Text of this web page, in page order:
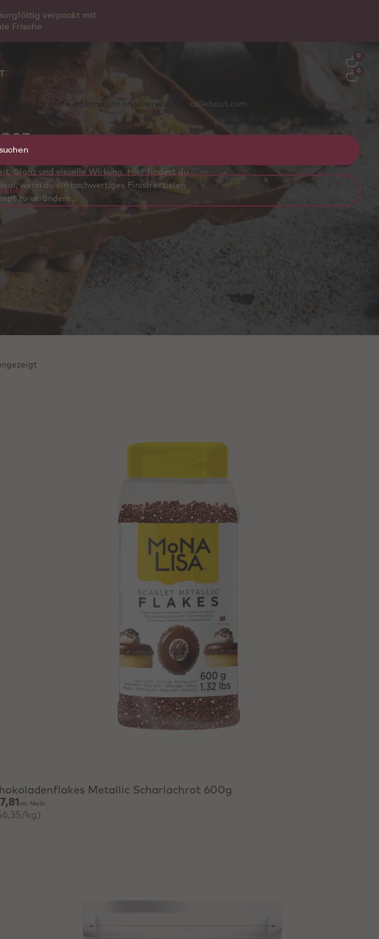
verpackt mit
Frische
0
0
Glanz und visuelle Wirkung. Hier findest du
wenn du ein hochwertiges Finish erzielen
zu verändern.
Metallic Scharlachrot 600g
inkl. MwSt.
kg)
site for more information on where to buy callebaut.com